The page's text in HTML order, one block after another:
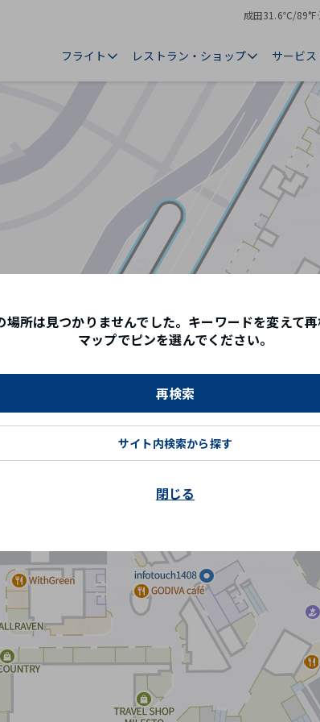
成田
気
31.6℃/89°F
天
フライト レストラン・ショップ サービ
場所は見つかりませんでした。キーワードを変えて再
マップでピンを選んでください。
再検索
サイト内検索から探す
閉じる